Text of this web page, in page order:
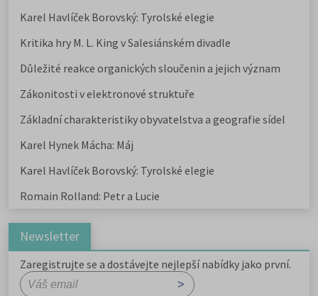
Karel Havlíček Borovský: Tyrolské elegie
Kritika hry M. L. King v Salesiánském divadle
Důležité reakce organických sloučenin a jejich význam
Zákonitosti v elektronové struktuře
Základní charakteristiky obyvatelstva a geografie sídel
Karel Hynek Mácha: Máj
Karel Havlíček Borovský: Tyrolské elegie
Romain Rolland: Petr a Lucie
Newsletter
Zaregistrujte se a dostávejte nejlepší nabídky jako první.